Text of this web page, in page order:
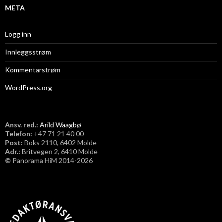
META
Logg inn
Innleggsstrøm
Kommentarstrøm
WordPress.org
Ansv. red.: Arild Waagbø
Telefon: ​+47 71 21 40 00
Post: Boks 2110, 6402 Molde
Adr.: Britvegen 2, 6410 Molde
© Panorama HiM 2014-2026